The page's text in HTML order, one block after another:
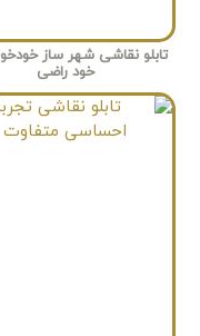
تابلو نقاشی شهر ساز
خود راضی